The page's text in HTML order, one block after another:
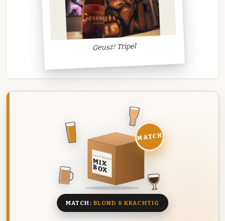
Geusz! Tripel
DEZE MAAND
MIX
BOX
8 BIEREN
MATCH
MATCH: BLOND & KRACHTIG